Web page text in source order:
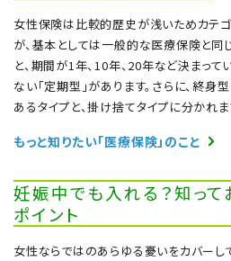
女性保険は比較的歴史が浅いためカテ
が、基本としては一般的な医療保険と同
と、期間が1年、10年、20年など決まっ
ない「定期型」があります。さらに、終
あるタイプと、掛け捨てタイプに分かれま
もっと知りたい「医療保険」のこと
妊娠中でも入れる？知っ
ポイント
女性ならではのあらゆる憂いをカバーし